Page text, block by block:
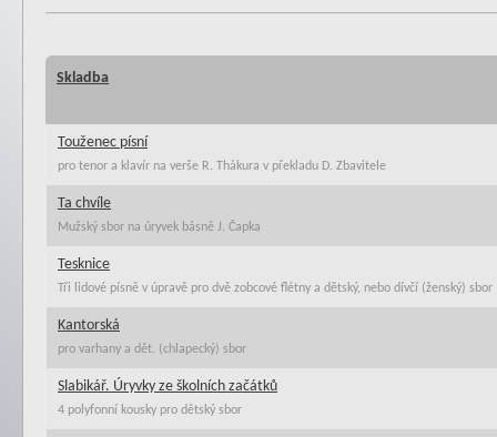
Skladba
Touženec písní
pro tenor a klavír na verše R. Thákura v překladu D. Zbavitele
Ta chvíle
Mužský sbor na úryvek básně J. Čapka
Tesknice
Tři lidové písně v úpravě pro dvě zobcové flétny a dětský, nebo dívčí (ženský) sbor
Kantorská
pro varhany a dět. (chlapecký) sbor
Slabikář. Úryvky ze školních začátků
4 polyfonní kousky pro dětský sbor